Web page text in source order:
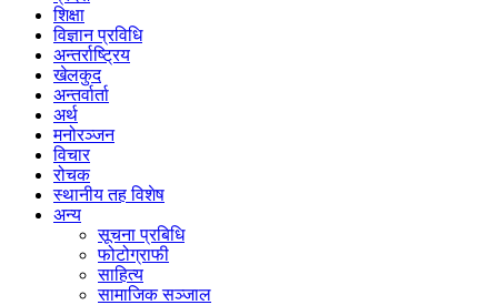
शिक्षा
विज्ञान प्रविधि
अन्तर्राष्ट्रिय
खेलकुद
अन्तर्वार्ता
अर्थ
मनोरञ्जन
विचार
रोचक
स्थानीय तह विशेष
अन्य
सूचना प्रबिधि
फोटोग्राफी
साहित्य
सामाजिक सञ्जाल